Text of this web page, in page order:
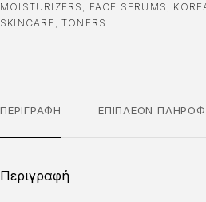
MOISTURIZERS , FACE SERUMS ,
SKINCARE ,TONERS
ΠΕΡΙΓΡΑΦΉ ΕΠΙΠΛΈΟΝ
Περιγραφή